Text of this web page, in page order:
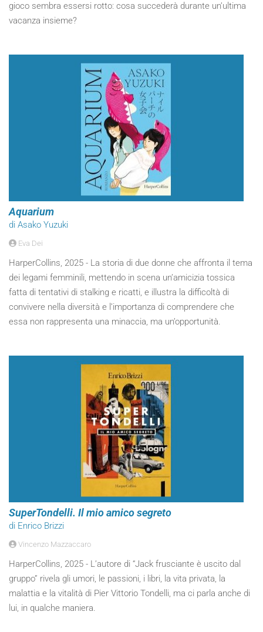
gioco sembra essersi rotto: cosa succederà durante un’ultima
vacanza insieme?
Aquarium
di Asako Yuzuki
Eva Dei
HarperCollins, 2025 - La storia di due donne che affronta il tema
dei legami femminili, mettendo in scena un’amicizia tossica
fatta di tentativi di stalking e ricatti, e illustra la difficoltà di
convivere nella diversità e l’importanza di comprendere che
essa non rappresenta una minaccia, ma un’opportunità.
SuperTondelli. Il mio amico segreto
di Enrico Brizzi
Vincenzo Mazzaccaro
HarperCollins, 2025 - L’autore di “Jack frusciante è uscito dal
gruppo” rivela gli umori, le passioni, i libri, la vita privata, la
malattia e la vitalità di Pier Vittorio Tondelli, ma ci parla anche di
lui, in qualche maniera.